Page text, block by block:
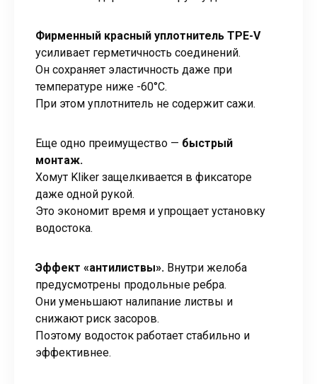
Фирменный красный уплотнитель TPE-V
усиливает герметичность соединений.
Он сохраняет эластичность даже при
температуре ниже -60°C.
При этом уплотнитель не содержит сажи.
Еще одно преимущество — быстрый
монтаж.
Хомут Kliker защелкивается в фиксаторе
даже одной рукой.
Это экономит время и упрощает установку
водостока.
Эффект «антилиствы». Внутри желоба
предусмотрены продольные ребра.
Они уменьшают налипание листвы и
снижают риск засоров.
Поэтому водосток работает стабильно и
эффективнее.